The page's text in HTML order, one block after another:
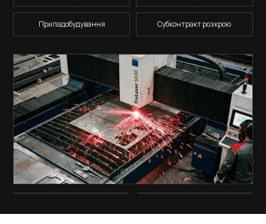
Приладобудування Субконтракт розкрою